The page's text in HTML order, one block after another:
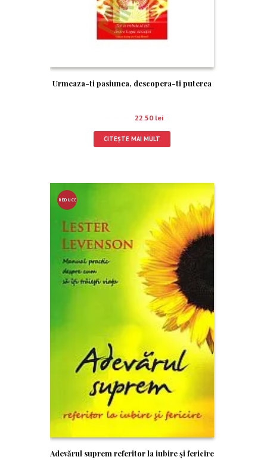
Urmeaza-ti pasiunea, descopera-ti puterea
22.50 lei
CITEȘTE MAI MULT
REDUCE
Adevărul suprem referitor la iubire şi fericire